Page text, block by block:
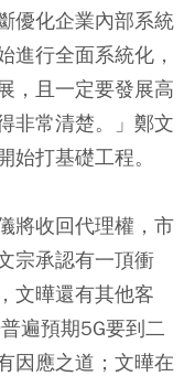
優化企業內部系統
進行全面系統化，
，且一定要發展高
非常清楚。」鄭文
打基礎工程。
將收回代理權，市
宗承認有一頂衝
文曄還有其他客
遍預期5G要到二
因應之道；文曄在